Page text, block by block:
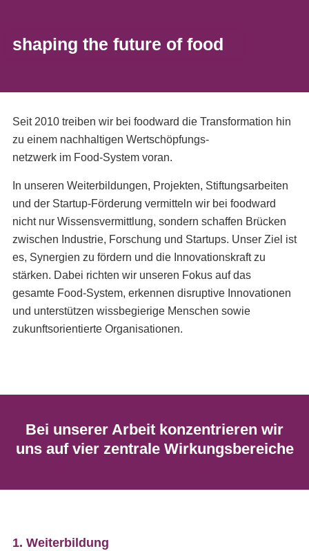
shaping the future of food
Seit 2010 treiben wir bei foodward die Transformation hin
zu einem nachhaltigen Wertschöpfungs-
netzwerk im Food-System voran.
In unseren Weiterbildungen, Projekten, Stiftungsarbeiten
und der Startup-Förderung vermitteln wir bei foodward
nicht nur Wissensvermittlung, sondern schaffen Brücken
zwischen Industrie, Forschung und Startups. Unser Ziel ist
es, Synergien zu fördern und die Innovationskraft zu
stärken. Dabei richten wir unseren Fokus auf das
gesamte Food-System, erkennen disruptive Innovationen
und unterstützen wissbegierige Menschen sowie
zukunftsorientierte Organisationen.
Bei unserer Arbeit konzentrieren wir
uns auf vier zentrale Wirkungsbereiche
1. Weiterbildung